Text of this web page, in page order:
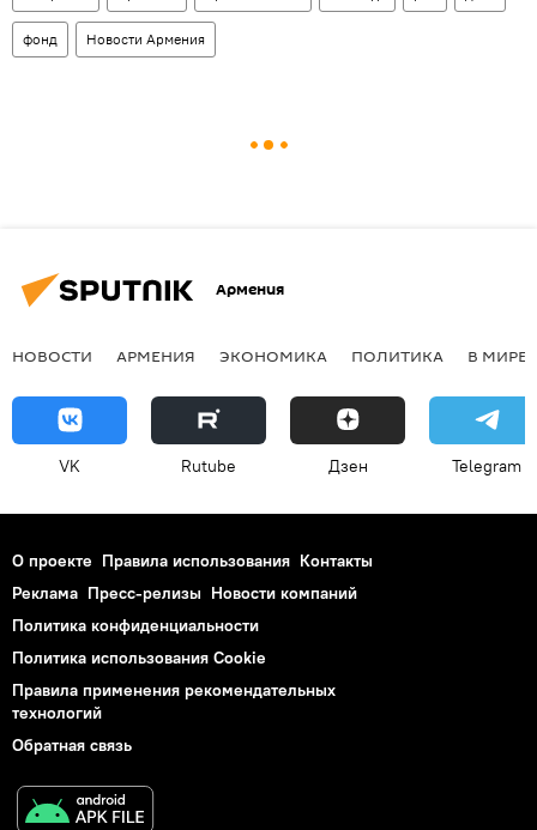
фонд Новости Армения
Армения
НОВОСТИ АРМЕНИЯ ЭКОНОМИКА ПОЛИТИКА В МИРЕ
VK Rutube Дзен Telegram
О проекте Правила использования Контакты
Реклама Пресс-релизы Новости компаний
Политика конфиденциальности
Политика использования Cookie
Правила применения рекомендательных
технологий
Обратная связь